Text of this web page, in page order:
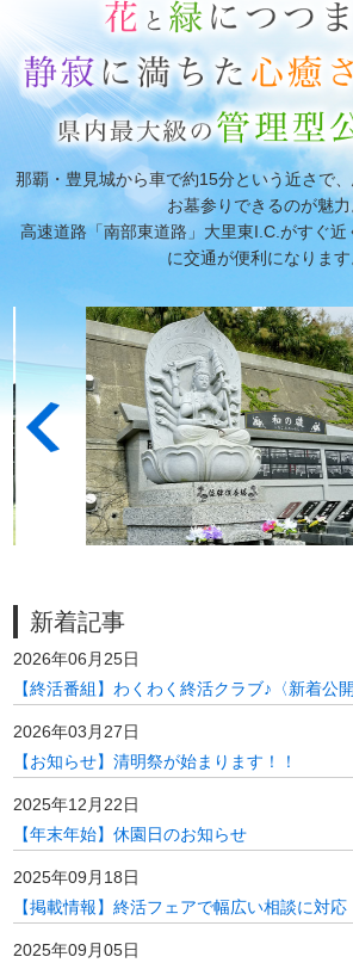
那覇・豊見城から車で約15分という近さで
お墓参りできるのが魅
高速道路「南部東道路」大里東I.C.がすぐ近
に交通が便利になります
新着記事
2026年06月25日
【終活番組】わくわく終活クラブ♪〈新着公開
2026年03月27日
【お知らせ】清明祭が始まります！！
2025年12月22日
【年末年始】休園日のお知らせ
2025年09月18日
【掲載情報】終活フェアで幅広い相談に対応
2025年09月05日